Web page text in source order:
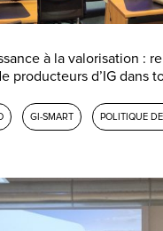
à la valorisation :
producteurs d’IG dans
GI-SMART POLITIQUE